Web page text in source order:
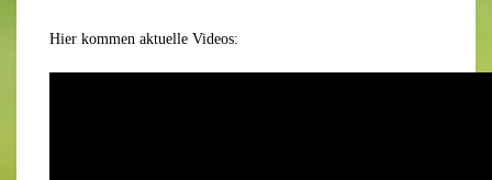
Hier kommen aktuelle Videos: